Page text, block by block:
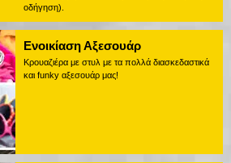
οδήγηση).
Ενοικίαση Αξεσουάρ
Κρουαζιέρα με στυλ με τα πολλά διασκεδαστικά
και funky αξεσουάρ μας!